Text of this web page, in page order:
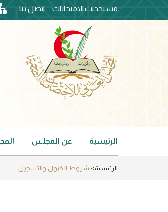
top
header
menu
مستجدات الامتحانات اتصل بنا
Main
navigation
الرئيسية عن المجلس
الرئيسية شروط القبول والتسجيل